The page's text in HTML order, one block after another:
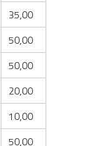
35,00
50,00
50,00
20,00
10,00
50,00